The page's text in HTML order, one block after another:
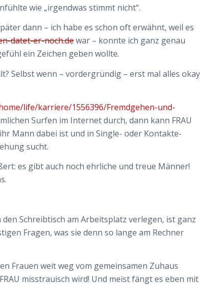
wie „irgendwas stimmt nicht“.
dann – ich habe es schon oft erwähnt, weil es
datet-er-noch.dewar – konnte ich ganz genau
ein Zeichen geben wollte.
Selbst wenn – vordergründig – erst mal alles okay
life/karriere/1556396/Fremdgehen-und-
Surfen im Internet durch, dann kann FRAU
Mann dabei ist und in Single- oder Kontakte-
sucht.
es gibt auch noch ehrliche und treue Männer!
Schreibtisch am Arbeitsplatz verlegen, ist ganz
Fragen, was sie denn so lange am Rechner
Frauen weit weg vom gemeinsamen Zuhaus
misstrauisch wird! Und meist fängt es eben mit